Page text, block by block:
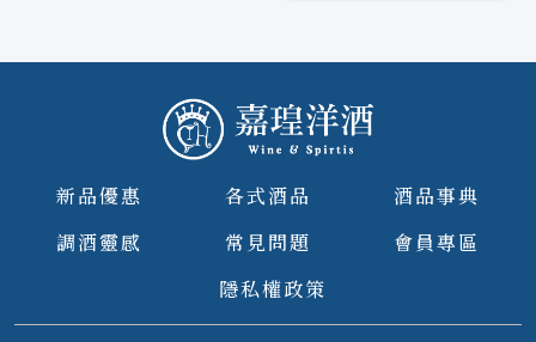
新品優惠 各式酒品
酒品事典
調酒靈感
常見問題
會員專區
隱私權政策